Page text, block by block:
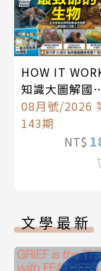
HOW IT
知識大圖解國
中文版
08月號/2026
143期
NT$
文學最新